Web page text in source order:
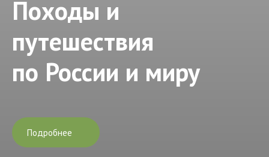
Походы и
путешествия
по России и миру
Подробнее